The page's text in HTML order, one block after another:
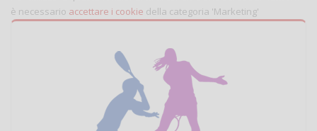
è necessario accettare i cookie della categoria 'Marketing'